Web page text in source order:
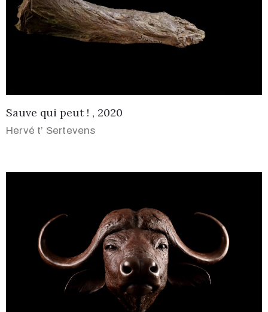
Sauve qui peut ! , 2020
Hervé t’ Sertevens